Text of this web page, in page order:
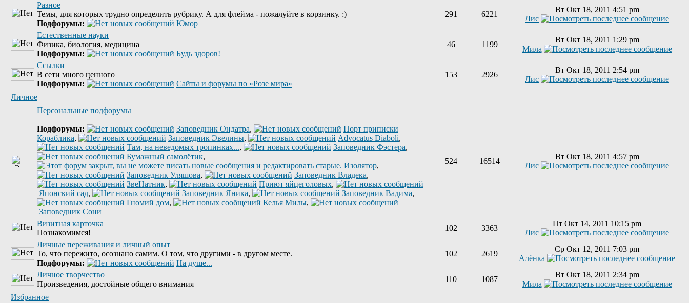
Разное
Темы, для которых трудно определить рубрику. А для флейма - пожалуйте в корзинку. :)
Подфорумы:
Юмор
291 6221
Вт Окт 18, 2011 4:51 pm
Лис
Естественные науки
Физика, биология, медицина
Подфорумы:
Будь здоров!
46 1199
Вт Окт 18, 2011 1:29 pm
Мила
Ссылки
В сети много ценного
Подфорумы:
Сайты и форумы по «Розе мира»
153 2926
Вт Окт 18, 2011 2:54 pm
Лис
Личное
Персональные подфорумы
Подфорумы: Заповедник Ондатра,
Порт приписки
Кораблика, Заповедник Эвелины, Advocatus Diaboli,
Там, на неведомых тропинках..., Заповедник Фэстера,
Бумажный самолётик,
Изолятор,
Заповедник Уляшова, Заповедник Владека,
ЗвеНатник, Приют яйцеголовых,
Японский сад, Заповедник Яника, Заповедник Вадима,
Гномий дом, Келья Милы,
Заповедник Сони
524 16514
Вт Окт 18, 2011 4:57 pm
Лис
Визитная карточка
Познакомимся!
102 3363
Пт Окт 14, 2011 10:15 pm
Лис
Личные переживания и личный опыт
То, что пережито, осознано самим. О том, что другими - в другом месте.
Подфорумы:
На душе...
102 2619
Ср Окт 12, 2011 7:03 pm
Алёнка
Личное творчество
Произведения, достойные общего внимания
110 1087
Вт Окт 18, 2011 2:34 pm
Мила
Избранное